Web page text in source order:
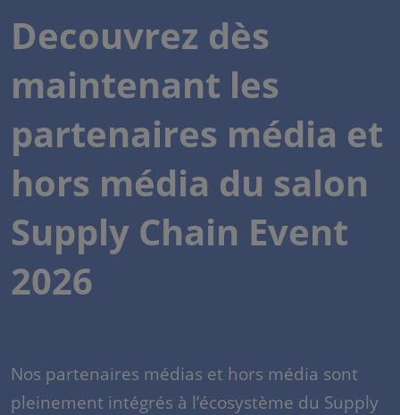
Decouvrez dès
maintenant les
partenaires média et
hors média du salon
Supply Chain Event
2026
Nos partenaires médias et hors média sont
pleinement intégrés à l’écosystème du Supply